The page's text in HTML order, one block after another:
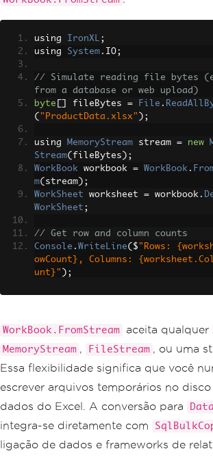
using IronXL ;
using System . IO;
// Simulate reading file bytes
from a database or web upload)
byte
fileBytes = File .
( "ProductData.xlsx" );
using MemoryStream stream = new
Stream( fileBytes );
WorkBook workbook = WorkBook .
m( stream );
WorkSheet worksheet = workbook .
WorkSheet ;
// Get row and column counts
Console . WriteLine( $ "Rows:
owCount}, Columns:
unt}" );
var
dataTable worksheet
Console. WriteLine($"Loaded
Rows.Count} data rows" );
foreach (System.Data.DataRow
taTable.Rows
)
string productName = row [
ame" ]?.ToString() ?? string.
WorkBook.FromStream aceita qualquer
MemoryStream , FileStream , ou uma
Essa flexibilidade significa que você
escrever arquivos temporários no
dados do Excel. A conversão para
integra-se diretamente com
ligação de dados e frameworks de